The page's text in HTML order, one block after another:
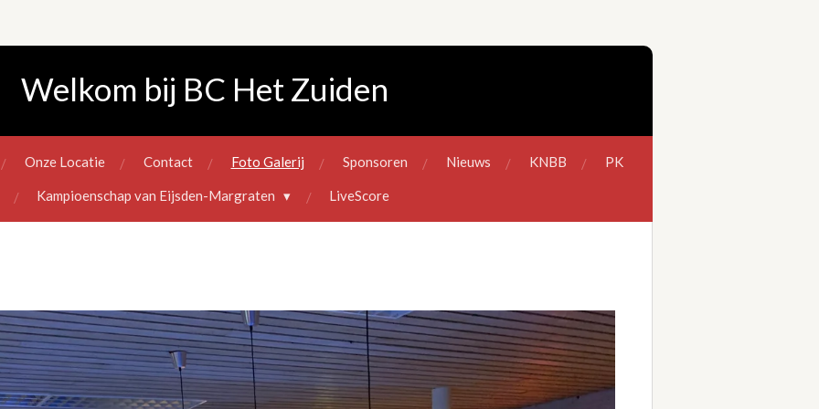
Welkom bij BC Het Zuiden
Onze Locatie Contact Foto Galerij Sponsoren Nieuws KNBB PK
Kampioenschap van Eijsden-Margraten LiveScore